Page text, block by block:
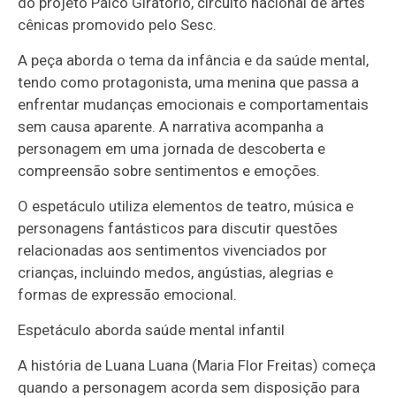
cênicas promovido pelo Sesc.
A peça aborda o tema da infância e da saúde mental,
tendo como protagonista, uma menina que passa a
enfrentar mudanças emocionais e comportamentais
sem causa aparente. A narrativa acompanha a
personagem em uma jornada de descoberta e
compreensão sobre sentimentos e emoções.
O espetáculo utiliza elementos de teatro, música e
personagens fantásticos para discutir questões
relacionadas aos sentimentos vivenciados por
crianças, incluindo medos, angústias, alegrias e
formas de expressão emocional.
Espetáculo aborda saúde mental infantil
A história de Luana Luana (Maria Flor Freitas) começa
quando a personagem acorda sem disposição para